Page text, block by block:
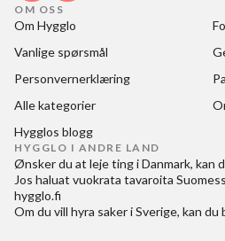
OM OSS
Om Hygglo
Vanlige spørsmål
Personvernerklæring
Alle kategorier
Hygglos blogg
HYGGLO I ANDRE LAND
Ønsker du at leje ting i Danmark, kan
Jos haluat vuokrata tavaroita
hygglo.fi
Om du vill hyra saker i Sverige, kan du